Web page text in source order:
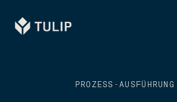
Tulip
PROZESS-AUSFÜHRUNG